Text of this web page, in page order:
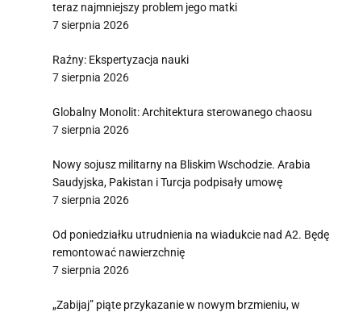
teraz najmniejszy problem jego matki
7 sierpnia 2026
Raźny: Ekspertyzacja nauki
7 sierpnia 2026
Globalny Monolit: Architektura sterowanego chaosu
7 sierpnia 2026
Nowy sojusz militarny na Bliskim Wschodzie. Arabia
Saudyjska, Pakistan i Turcja podpisały umowę
7 sierpnia 2026
Od poniedziałku utrudnienia na wiadukcie nad A2. Będę
remontować nawierzchnię
7 sierpnia 2026
„Zabijaj” piąte przykazanie w nowym brzmieniu, w